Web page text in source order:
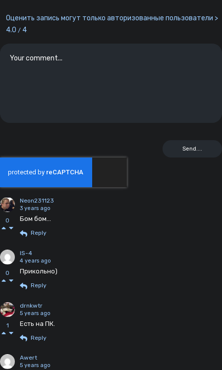
Оценить запись могут только авторизованные пользователи >
4.0 / 4
0
Neon231123
3 years ago
Бом бом...
Reply
0
IS-4
4 years ago
Прикольно)
Reply
1
drnkwtr
5 years ago
Есть на ПК.
Reply
Awert
5 years ago